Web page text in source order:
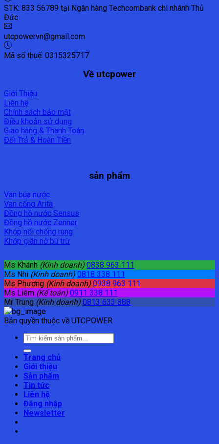
STK: 833 56789 tại Ngân hàng Techcombank chi nhánh Thủ
Đức
utcpowervn@gmail.com
Mã số thuế: 0315325717
Về utcpower
Giới Thiệu
Liên hệ
Chính sách bảo mật
Điều khoản sử dụng
Giao hàng & Thanh Toán
Đổi Trả & Hoàn Tiền
sản phẩm
Van búa nước
Van cổng Arita
Đồng hồ nước Sensus
Đồng hồ nước Zenner
Khớp nối chống rung
Khớp giãn nở bù trừ
Ms Khánh (Kinh doanh) 0838 963 111
Ms Nhi (Kinh doanh) 0818 338 111
Ms Phương (Kinh doanh) 0938 963 111
Ms Liêm (Kế toán) 0911 338 111
Mr Trung (Kinh doanh) 0813 633 888
Bản quyền thuộc về UTCPOWER
Tìm
Trang chủ
Giới thiệu
Sản phẩm
Tin tức
Liên hệ
Đăng nhập
Newsletter